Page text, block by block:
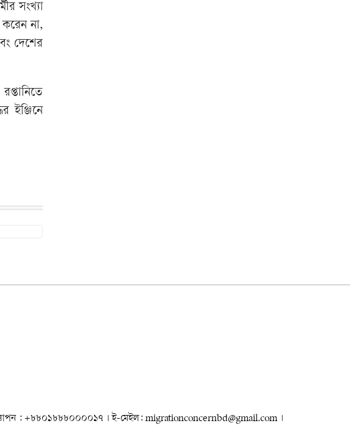
সংখ্যা
না,
দেশের
ইঞ্জিনে
: +৮৮০১৮৮৮০০০০১৭ । ই-মেইল: migrationconcernbd@gmail.com ।